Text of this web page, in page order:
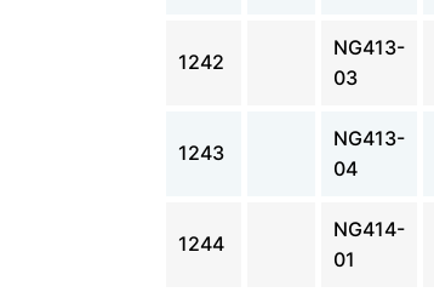
1242
NG413-
03
1243
NG413-
04
1244
NG414-
01